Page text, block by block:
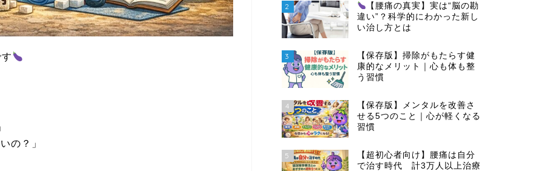
の？」
2
【腰痛の真実】実は“脳の勘
違い”？科学的にわかった新し
い治し方とは
3
【保存版】掃除がもたらす健
康的なメリット｜心も体も整
う習慣
4
【保存版】メンタルを改善さ
せる5つのこと｜心が軽くなる
習慣
5
【超初心者向け】腰痛は自分
で治す時代 計3万人以上治療